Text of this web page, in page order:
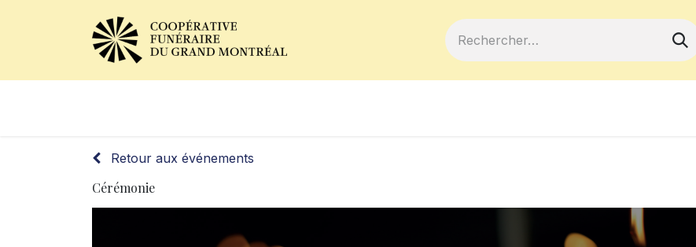
Retour aux événements
Cérémonie